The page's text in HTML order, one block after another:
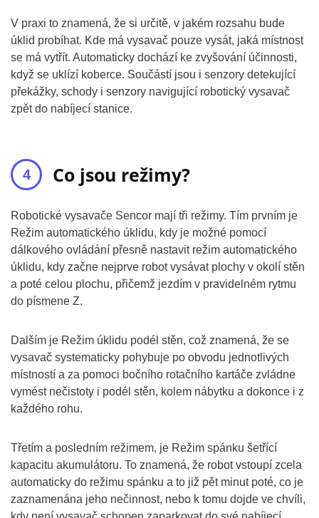
V praxi to znamená, že si určitě, v jakém rozsahu bude
úklid probíhat. Kde má vysavač pouze vysát, jaká místnost
se má vytřít. Automaticky dochází ke zvyšování účinnosti,
když se uklízí koberce. Součástí jsou i senzory detekující
překážky, schody i senzory navigující robotický vysavač
zpět do nabíjecí stanice.
Co jsou režimy?
Robotické vysavače Sencor mají tři režimy. Tím prvním je
Režim automatického úklidu, kdy je možné pomocí
dálkového ovládání přesně nastavit režim automatického
úklidu, kdy začne nejprve robot vysávat plochy v okolí stěn
a poté celou plochu, přičemž jezdím v pravidelném rytmu
do písmene Z.
Dalším je Režim úklidu podél stěn, což znamená, že se
vysavač systematicky pohybuje po obvodu jednotlivých
místností a za pomoci bočního rotačního kartáče zvládne
vymést nečistoty i podél stěn, kolem nábytku a dokonce i z
každého rohu.
Třetím a posledním režimem, je Režim spánku šetřící
kapacitu akumulátoru. To znamená, že robot vstoupí zcela
automaticky do režimu spánku a to již pět minut poté, co je
zaznamenána jeho nečinnost, nebo k tomu dojde ve chvíli,